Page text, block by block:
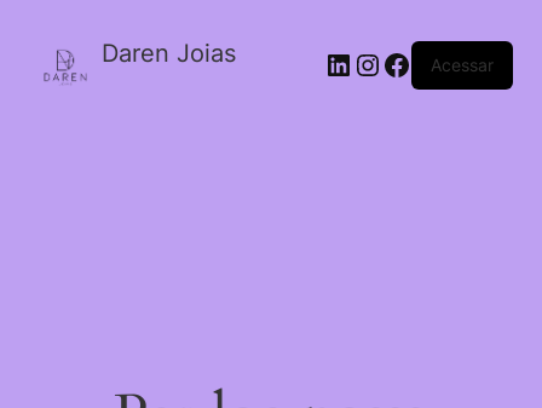
Daren Joias Acessar